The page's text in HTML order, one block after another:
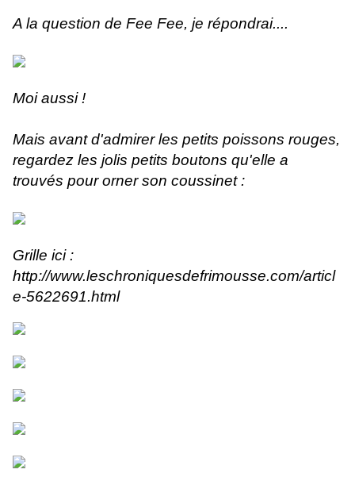
A la question de Fee Fee, je répondrai....
Moi aussi !
Mais avant d'admirer les petits poissons rouges,
regardez les jolis petits boutons qu'elle a
trouvés pour orner son coussinet :
Grille ici :
http://www.leschroniquesdefrimousse.com/articl
e-5622691.html